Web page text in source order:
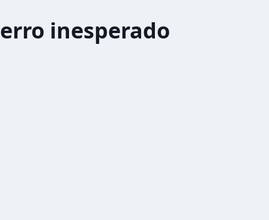
erro inesperado